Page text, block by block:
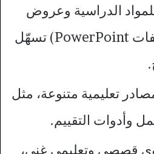
الدراسية وعروض
تقديمية (مثل ملفات PowerPoint) تسهّل
تعليمية متنوعة، مثل
وأدوات التقييم.
قصصي وتعليمي غني،